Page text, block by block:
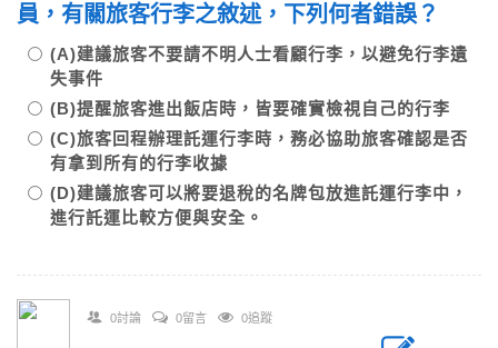
員，有關旅客行李之敘述，下列何者錯誤？
(A)建議旅客不要請不明人士看顧行李，以避免行李遺
失事件
(B)提醒旅客進出飯店時，皆要確實檢視自己的行李
(C)旅客回程辦理託運行李時，務必協助旅客確認是否
有拿到所有的行李收據
(D)建議旅客可以將要退稅的名牌包放進託運行李中，
進行託運比較方便與安全。
0討論 0留言 0追蹤